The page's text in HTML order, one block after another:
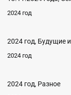
2024 год
2024 год, Будущие
2024 год
2024 год, Разное